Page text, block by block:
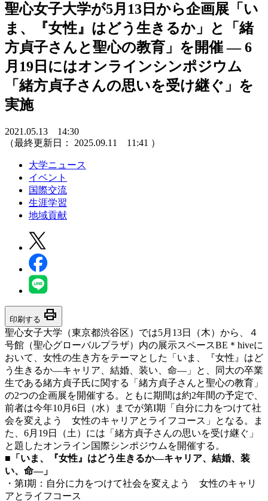
聖心女子大学が5月13日から企画展「い
ま、『女性』はどう生きるか」と「緒
方貞子さんと聖心の教育」を開催 — 6
月19日にはオンラインシンポジウム
「緒方貞子さんの思いを受け継ぐ」を
実施
2021.05.13 14:30
（最終更新日： 2025.09.11 11:41 ）
大学ニュース
イベント
国際交流
生涯学習
地域貢献
印刷する print
聖心女子大学（東京都渋谷区）では5月13日（木）から、４
号館（聖心グローバルプラザ）内の展示スペースBE＊hiveに
おいて、女性の生き方をテーマとした「いま、『女性』はど
う生きるか―キャリア、結婚、装い、命―」と、同大の卒業
生である緒方貞子氏に関する「緒方貞子さんと聖心の教育」
の2つの企画展を開催する。ともに期間は約2年間の予定で、
前者は今年10月6日（水）までが第I期「自分に力をつけて社
会を変えよう 女性のキャリアとライフコース」となる。ま
た、6月19日（土）には「緒方貞子さんの思いを受け継ぐ」
と題したオンライン国際シンポジウムを開催する。
■ 「いま、『女性』はどう生きるか―キャリア、結婚、装
い、命―」
・第I期：自分に力をつけて社会を変えよう 女性のキャリ
アとライフコース